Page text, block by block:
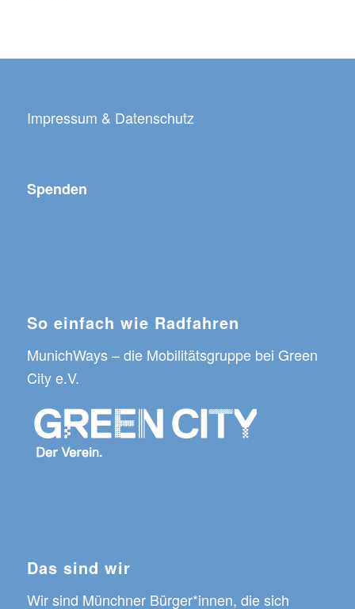
Impressum & Datenschutz
Spenden
So einfach wie Radfahren
MunichWays – die Mobilitätsgruppe bei Green
City e.V.
Das sind wir
Wir sind Münchner Bürger*innen, die sich